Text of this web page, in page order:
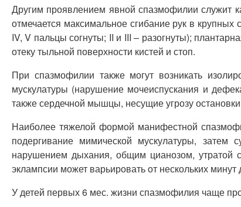
Другим проявлением явной спазмофилии служит
отмечается максимальное сгибание рук в
IV, V пальцы согнуты; II и III – разогнуты);
отеку тыльной поверхности кистей и стоп.
При спазмофилии также могут возникать
мускулатуры (нарушение мочеиспускания и
также сердечной мышцы, несущие угрозу
Наиболее тяжелой формой манифестной
подергивание мимической мускулатуры,
нарушением дыхания, общим цианозом, утратой
эклампсии может варьировать от несколь­ких
У детей первых 6 мес. жизни спазмофилия чаще